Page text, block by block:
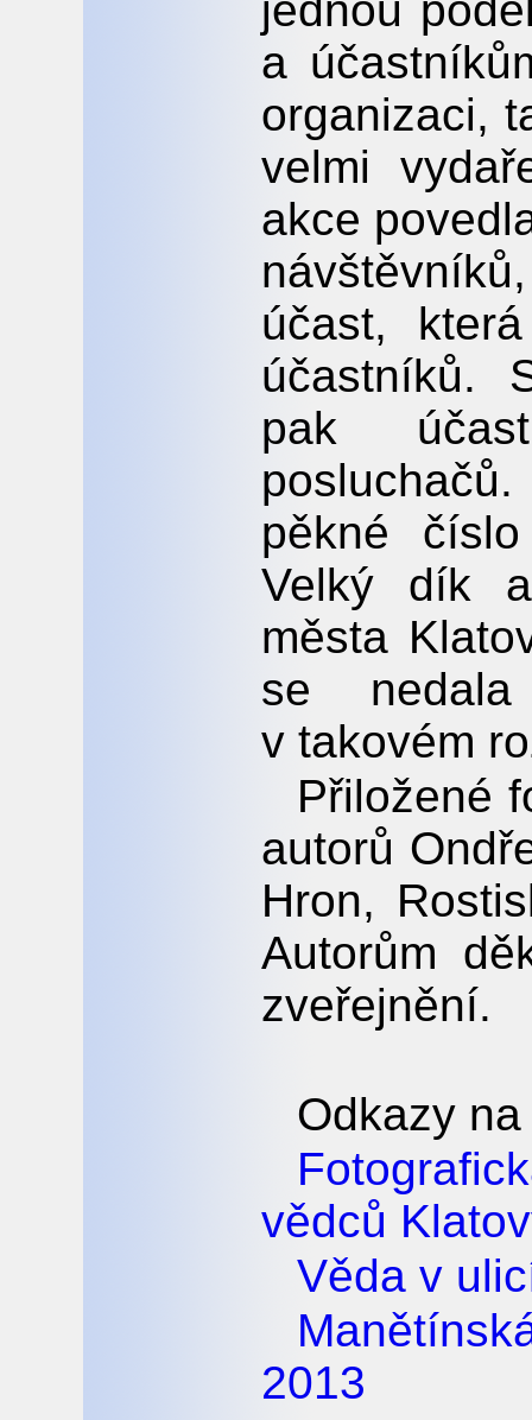
a
organizaci,
velmi
akce
účast,
účastníků.
pak
pěkné
Velký dík
města
se
v takovém
Přiložené
autorů
Hron,
Autorům
zveřejnění.
Odkazy
vědců
Věda v
2013